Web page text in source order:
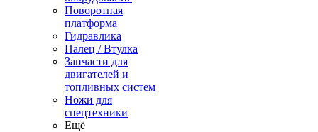
Поворотная
платформа
Гидравлика
Палец / Втулка
Запчасти для
двигателей и
топливных систем
Ножи для
спецтехники
Ещё